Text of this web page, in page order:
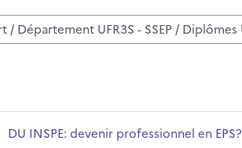
खोजें
EPS?
पाठ्यक्रम का नाम
DU INSPE: devenir professionnel en EPS?